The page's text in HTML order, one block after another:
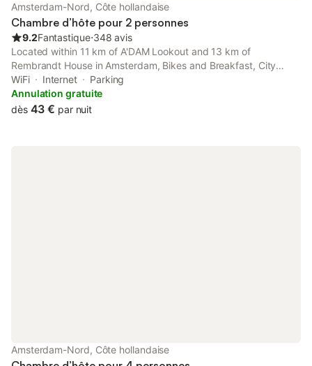
Amsterdam-Nord, Côte hollandaise
Chambre d’hôte pour 2 personnes
9.2Fantastique⋅348 avis
Located within 11 km of A'DAM Lookout and 13 km of
Rembrandt House in Amsterdam, Bikes and Breakfast, City
Farmer Amsterdam a Guesthouse with Free Parking features
accommodation with seating area.
WiFi Internet
Parking
Annulation gratuite
dès 43 € par nuit
Amsterdam-Nord, Côte hollandaise